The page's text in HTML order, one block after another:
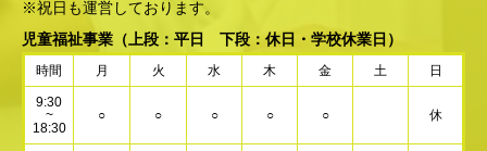
※祝日も運営しております。
児童福祉事業 （上段：平日 下段：休日・学校休業日）
時間 月 火 水 木 金 土 日
9:30
~
18:30
○ ○ ○ ○ ○ 休